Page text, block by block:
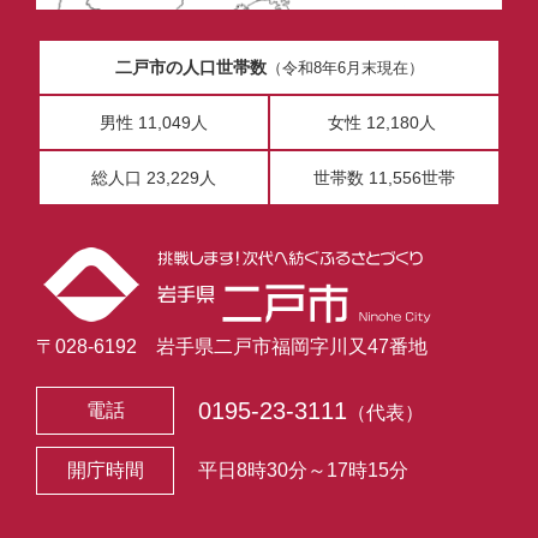
二戸市の人口世帯数（令和8年6月末現在）
男性 11,049人 女性 12,180人
総人口 23,229人 世帯数 11,556世帯
〒028-6192 岩手県二戸市福岡字川又47番地
電話 0195-23-3111 （代表）
開庁時間 平日8時30分～17時15分